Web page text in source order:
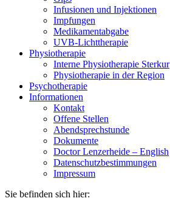
Infusionen und Injektionen
Impfungen
Medikamentabgabe
UVB-Lichttherapie
Physiotherapie
Interne Physiotherapie Sterkur
Physiotherapie in der Region
Psychotherapie
Informationen
Kontakt
Offene Stellen
Abendsprechstunde
Dokumente
Doctor Lenzerheide – English
Datenschutzbestimmungen
Impressum
Sie befinden sich hier: